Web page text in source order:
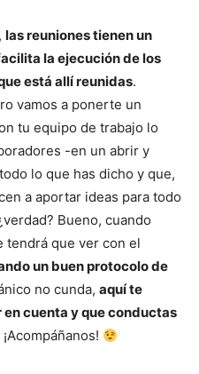
las reuniones tienen un
la ejecución de los
está allí reunidas.
vamos a ponerte un
tu equipo de trabajo lo
-en un abrir y
lo que has dicho y que,
a aportar ideas para todo
Bueno, cuando
tendrá que ver con el
un buen protocolo de
no cunda, aquí te
cuenta y que conductas
¡Acompáñanos!